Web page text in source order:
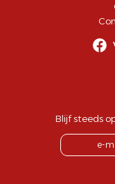
Blijf steeds